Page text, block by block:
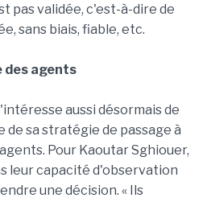
pas validée, c'est-à-dire de
sans biais, fiable, etc.
des agents
aussi désormais de
de sa stratégie de passage à
Pour Kaoutar Sghiouer,
leur capacité d'observation
une décision. « Ils